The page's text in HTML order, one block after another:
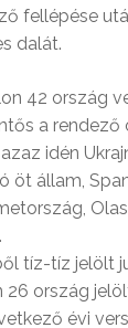
fellépése
dalát.
42 ország
a rendező
idén
öt állam,
tíz-tíz jelölt
26 ország
évi